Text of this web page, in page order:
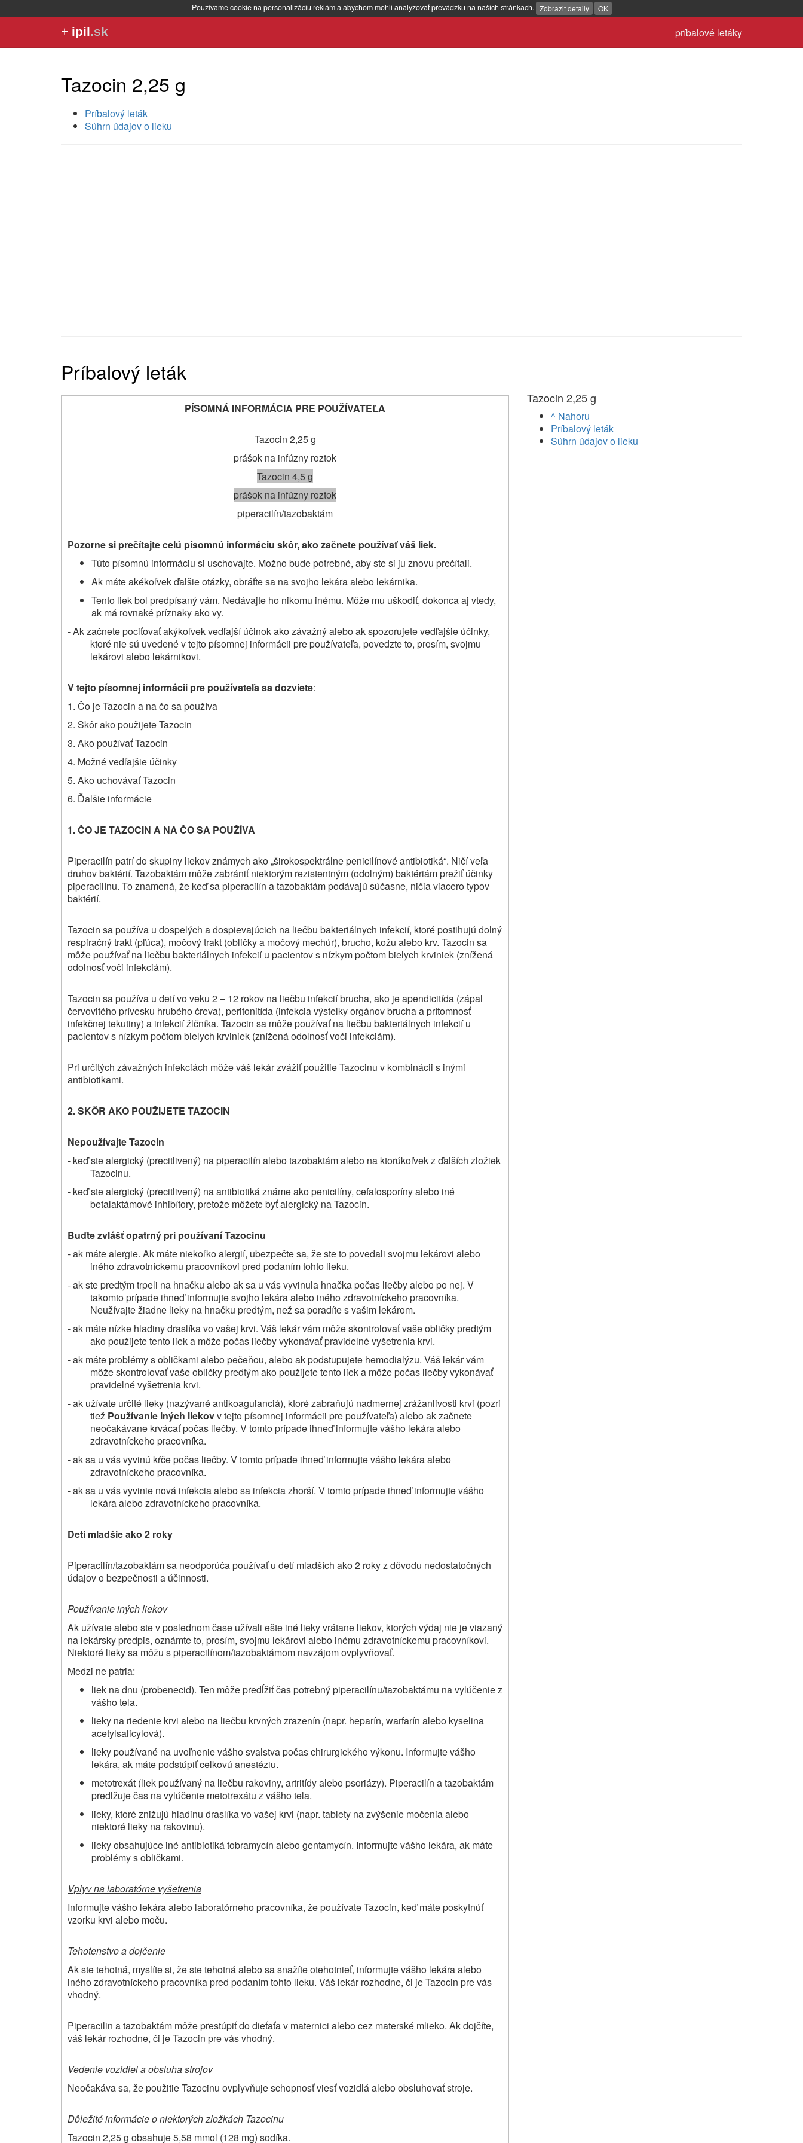
Používame cookie na personalizáciu reklám a abychom mohli analyzovať prevádzku na našich stránkach. Zobrazit detaily OK
príbalové letáky
+ ipil.sk
Tazocin 2,25 g
Príbalový leták
Súhrn údajov o lieku
Príbalový leták
PÍSOMNÁ INFORMÁCIA PRE POUŽÍVATEĽA
Tazocin 2,25 g
prášok na infúzny roztok
Tazocin 4,5 g
prášok na infúzny roztok
piperacilín/tazobaktám
Pozorne si prečítajte celú písomnú informáciu skôr, ako začnete používať váš liek.
Túto písomnú informáciu si uschovajte. Možno bude potrebné, aby ste si ju znovu prečítali.
Ak máte akékoľvek ďalšie otázky, obráťte sa na svojho lekára alebo lekárnika.
Tento liek bol predpísaný vám. Nedávajte ho nikomu inému. Môže mu uškodiť, dokonca aj vtedy,
ak má rovnaké príznaky ako vy.
- Ak začnete pociťovať akýkoľvek vedľajší účinok ako závažný alebo ak spozorujete vedľajšie účinky,
ktoré nie sú uvedené v tejto písomnej informácii pre používateľa, povedzte to, prosím, svojmu
lekárovi alebo lekárnikovi.
V tejto písomnej informácii pre používateľa sa dozviete:
1. Čo je Tazocin a na čo sa používa
2. Skôr ako použijete Tazocin
3. Ako používať Tazocin
4. Možné vedľajšie účinky
5. Ako uchovávať Tazocin
6. Ďalšie informácie
1. ČO JE TAZOCIN A NA ČO SA POUŽÍVA
Piperacilín patrí do skupiny liekov známych ako „širokospektrálne penicilínové antibiotiká“. Ničí veľa
druhov baktérií. Tazobaktám môže zabrániť niektorým rezistentným (odolným) baktériám prežiť účinky
piperacilínu. To znamená, že keď sa piperacilín a tazobaktám podávajú súčasne, ničia viacero typov
baktérií.
Tazocin sa používa u dospelých a dospievajúcich na liečbu bakteriálnych infekcií, ktoré postihujú dolný
respiračný trakt (pľúca), močový trakt (obličky a močový mechúr), brucho, kožu alebo krv. Tazocin sa
môže používať na liečbu bakteriálnych infekcií u pacientov s nízkym počtom bielych krviniek (znížená
odolnosť voči infekciám).
Tazocin sa používa u detí vo veku 2 – 12 rokov na liečbu infekcií brucha, ako je apendicitída (zápal
červovitého prívesku hrubého čreva), peritonitída (infekcia výstelky orgánov brucha a prítomnosť
infekčnej tekutiny) a infekcií žlčníka. Tazocin sa môže používať na liečbu bakteriálnych infekcií u
pacientov s nízkym počtom bielych krviniek (znížená odolnosť voči infekciám).
Pri určitých závažných infekciách môže váš lekár zvážiť použitie Tazocinu v kombinácii s inými
antibiotikami.
2. SKÔR AKO POUŽIJETE TAZOCIN
Nepoužívajte Tazocin
- keď ste alergický (precitlivený) na piperacilín alebo tazobaktám alebo na ktorúkoľvek z ďalších zložiek
Tazocinu.
- keď ste alergický (precitlivený) na antibiotiká známe ako penicilíny, cefalosporíny alebo iné
betalaktámové inhibítory, pretože môžete byť alergický na Tazocin.
Buďte zvlášť opatrný pri používaní Tazocinu
- ak máte alergie. Ak máte niekoľko alergií, ubezpečte sa, že ste to povedali svojmu lekárovi alebo
iného zdravotníckemu pracovníkovi pred podaním tohto lieku.
- ak ste predtým trpeli na hnačku alebo ak sa u vás vyvinula hnačka počas liečby alebo po nej. V
takomto prípade ihneď informujte svojho lekára alebo iného zdravotníckeho pracovníka.
Neužívajte žiadne lieky na hnačku predtým, než sa poradíte s vašim lekárom.
- ak máte nízke hladiny draslíka vo vašej krvi. Váš lekár vám môže skontrolovať vaše obličky predtým
ako použijete tento liek a môže počas liečby vykonávať pravidelné vyšetrenia krvi.
- ak máte problémy s obličkami alebo pečeňou, alebo ak podstupujete hemodialýzu. Váš lekár vám
môže skontrolovať vaše obličky predtým ako použijete tento liek a môže počas liečby vykonávať
pravidelné vyšetrenia krvi.
- ak užívate určité lieky (nazývané antikoagulanciá), ktoré zabraňujú nadmernej zrážanlivosti krvi (pozri
tiež Používanie iných liekovv tejto písomnej informácii pre používateľa) alebo ak začnete
neočakávane krvácať počas liečby. V tomto prípade ihneď informujte vášho lekára alebo
zdravotníckeho pracovníka.
- ak sa u vás vyvinú kŕče počas liečby. V tomto prípade ihneď informujte vášho lekára alebo
zdravotníckeho pracovníka.
- ak sa u vás vyvinie nová infekcia alebo sa infekcia zhorší. V tomto prípade ihneď informujte vášho
lekára alebo zdravotníckeho pracovníka.
Deti mladšie ako 2 roky
Piperacilín/tazobaktám sa neodporúča používať u detí mladších ako 2 roky z dôvodu nedostatočných
údajov o bezpečnosti a účinnosti.
Používanie iných liekov
Ak užívate alebo ste v poslednom čase užívali ešte iné lieky vrátane liekov, ktorých výdaj nie je viazaný
na lekársky predpis, oznámte to, prosím, svojmu lekárovi alebo inému zdravotníckemu pracovníkovi.
Niektoré lieky sa môžu s piperacilínom/tazobaktámom navzájom ovplyvňovať.
Medzi ne patria:
liek na dnu (probenecid). Ten môže predĺžiť čas potrebný piperacilínu/tazobaktámu na vylúčenie z
vášho tela.
lieky na riedenie krvi alebo na liečbu krvných zrazenín (napr. heparín, warfarín alebo kyselina
acetylsalicylová).
lieky používané na uvoľnenie vášho svalstva počas chirurgického výkonu. Informujte vášho
lekára, ak máte podstúpiť celkovú anestéziu.
metotrexát (liek používaný na liečbu rakoviny, artritídy alebo psoriázy). Piperacilín a tazobaktám
predlžuje čas na vylúčenie metotrexátu z vášho tela.
lieky, ktoré znižujú hladinu draslíka vo vašej krvi (napr. tablety na zvýšenie močenia alebo
niektoré lieky na rakovinu).
lieky obsahujúce iné antibiotiká tobramycín alebo gentamycín. Informujte vášho lekára, ak máte
problémy s obličkami.
Vplyv na laboratórne vyšetrenia
Informujte vášho lekára alebo laboratórneho pracovníka, že používate Tazocin, keď máte poskytnúť
vzorku krvi alebo moču.
Tehotenstvo a dojčenie
Ak ste tehotná, myslíte si, že ste tehotná alebo sa snažíte otehotnieť, informujte vášho lekára alebo
iného zdravotníckeho pracovníka pred podaním tohto lieku. Váš lekár rozhodne, či je Tazocin pre vás
vhodný.
Piperacilin a tazobaktám môže prestúpiť do dieťaťa v maternici alebo cez materské mlieko. Ak dojčíte,
váš lekár rozhodne, či je Tazocin pre vás vhodný.
Vedenie vozidiel a obsluha strojov
Neočakáva sa, že použitie Tazocinu ovplyvňuje schopnosť viesť vozidlá alebo obsluhovať stroje.
Dôležité informácie o niektorých zložkách Tazocinu
Tazocin 2,25 g obsahuje 5,58 mmol (128 mg) sodíka.
Tazocin 2,25 g
^ Nahoru
Príbalový leták
Súhrn údajov o lieku